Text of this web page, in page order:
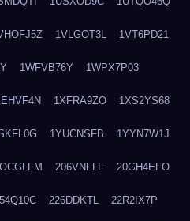
1VLGOT3L 1VT6PD21
1WFVB76Y 1WPX7P03
1XFRA9ZO 1XS2YS68
1YUCNSFB 1YYN7W1J
206VNFLF 20GH4EFO
226DDKTL 22R2IX7P